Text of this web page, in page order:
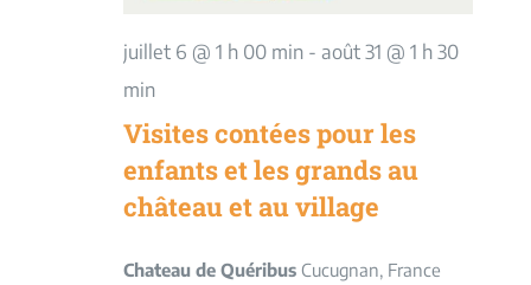
juillet 6 @ 1 h 00 min- août 31 @ 1 h 30
min
Visites contées pour les
enfants et les grands au
château et au village
Chateau de Quéribus Cucugnan, France